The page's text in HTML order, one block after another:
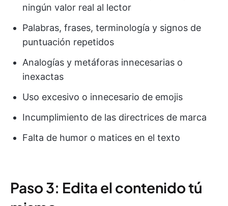
ningún valor real al lector
Palabras, frases, terminología y signos de
puntuación repetidos
Analogías y metáforas innecesarias o
inexactas
Uso excesivo o innecesario de emojis
Incumplimiento de las directrices de marca
Falta de humor o matices en el texto
Paso 3: Edita el contenido tú